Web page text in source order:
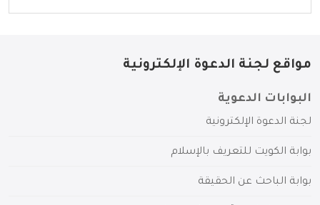
مواقع لجنة الدعوة الإلكترونية
البوابات الدعوية
لجنة الدعوة الإلكترونية
بوابة الكويت للتعريف بالإسلام
بوابة الباحث عن الحقيقة